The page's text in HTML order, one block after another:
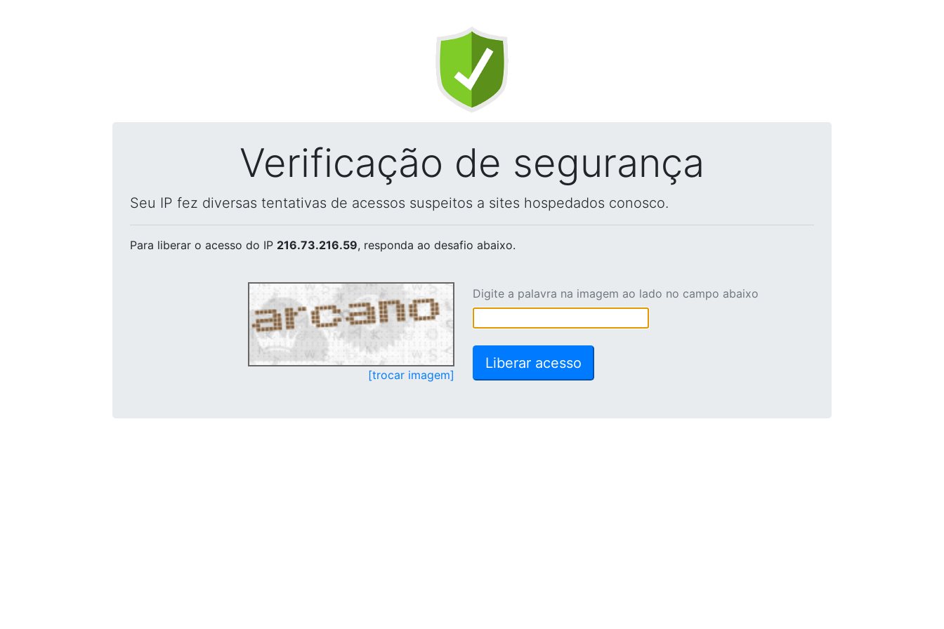
Verificação de segurança
Seu IP fez diversas tentativas de acessos suspeitos a sites hospedados conosco.
Para liberar o acesso do IP 216.73.216.59, responda ao desafio abaixo.
[trocar imagem]
Digite a palavra na imagem ao lado no campo abaixo